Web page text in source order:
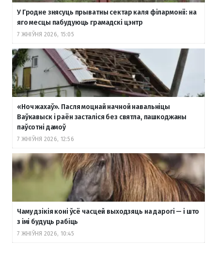
У Гродне знясуць прыватны сектар каля філармоніі: на
яго месцы пабудуюць грамадскі цэнтр
7 ЖНІЎНЯ 2026, 15:05
«Ноч жахаў». Пасля моцнай начной навальніцы
Ваўкавыск і раён засталіся без святла, пашкоджаны
паўсотні дамоў
7 ЖНІЎНЯ 2026, 12:56
Чаму дзікія коні ўсё часцей выходзяць на дарогі — і што
з імі будуць рабіць
7 ЖНІЎНЯ 2026, 10:45